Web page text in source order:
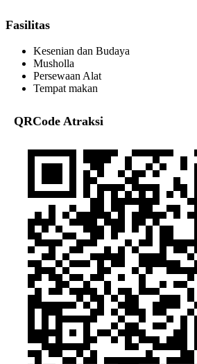
Fasilitas
Kesenian dan Budaya
Musholla
Persewaan Alat
Tempat makan
QRCode Atraksi